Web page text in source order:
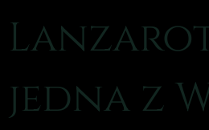
jedna z